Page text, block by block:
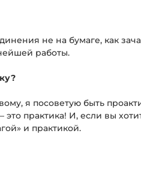
не на бумаге, как
работы.
я посоветую быть
практика! И, если вы
и практикой.